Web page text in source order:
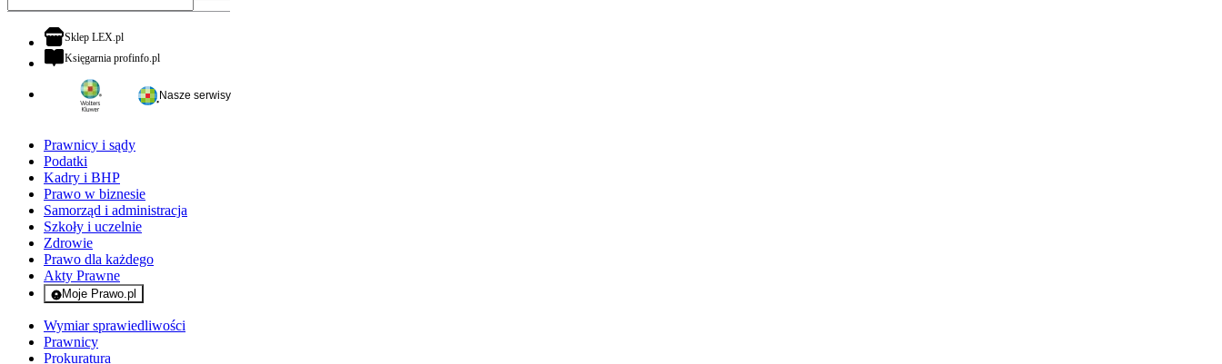
Sklep LEX.plotwiera się w nowej karcie
Księgarnia profinfo.plotwiera się w nowej karcie
Nasze serwisy
Prawnicy i sądy
Podatki
Kadry i BHP
Prawo w biznesie
Samorząd i administracja
Szkoły i uczelnie
Zdrowie
Prawo dla każdego
Akty Prawne
Moje Prawo.pl
- rejestracja i logowanie do serwisu
Wymiar sprawiedliwości
Prawnicy
Prokuratura